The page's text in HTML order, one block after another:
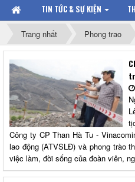
TIN TỨC & SỰ KIỆN
Trang nhất Phong trao
Công ty CP Than Hà Tu -
lao động (ATVSLĐ) và phong trào
việc làm, đời sống của đoàn viên,